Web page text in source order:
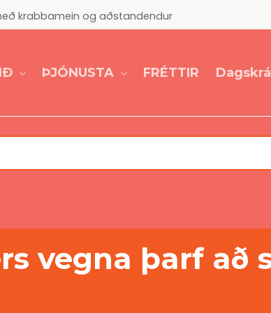
krabbamein og aðstandendur
ÞJÓNUSTA FRÉTTIR Dagskrá
vegna þarf að